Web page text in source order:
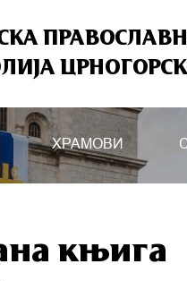
ХРАМОВИ
књига